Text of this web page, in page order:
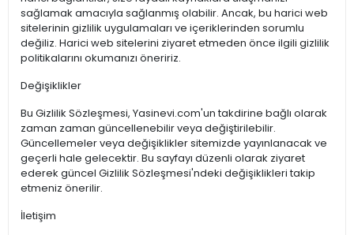
sağlamak amacıyla sağlanmış olabilir. Ancak, bu harici web
sitelerinin gizlilik uygulamaları ve içeriklerinden sorumlu
değiliz. Harici web sitelerini ziyaret etmeden önce ilgili gizlilik
politikalarını okumanızı öneririz.
Değişiklikler
Bu Gizlilik Sözleşmesi, Yasinevi.com'un takdirine bağlı olarak
zaman zaman güncellenebilir veya değiştirilebilir.
Güncellemeler veya değişiklikler sitemizde yayınlanacak ve
geçerli hale gelecektir. Bu sayfayı düzenli olarak ziyaret
ederek güncel Gizlilik Sözleşmesi'ndeki değişiklikleri takip
etmeniz önerilir.
İletişim